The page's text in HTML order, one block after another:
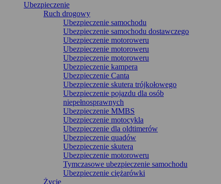
Ubezpieczenie
Ruch drogowy
Ubezpieczenie samochodu
Ubezpieczenie samochodu dostawczego
Ubezpieczenie motoroweru
Ubezpieczenie motoroweru
Ubezpieczenie motoroweru
Ubezpieczenie kampera
Ubezpieczenie Canta
Ubezpieczenie skutera trójkołowego
Ubezpieczenie pojazdu dla osób
niepełnosprawnych
Ubezpieczenie MMBS
Ubezpieczenie motocykla
Ubezpieczenie dla oldtimerów
Ubezpieczenie quadów
Ubezpieczenie skutera
Ubezpieczenie motoroweru
Tymczasowe ubezpieczenie samochodu
Ubezpieczenie ciężarówki
Życie